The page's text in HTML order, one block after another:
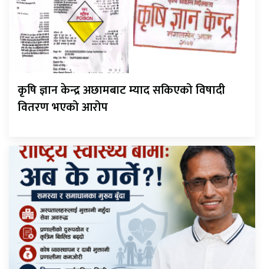
कृषि ज्ञान केन्द्र अछामबाट म्याद सकिएको विषादी
वितरण भएको आरोप